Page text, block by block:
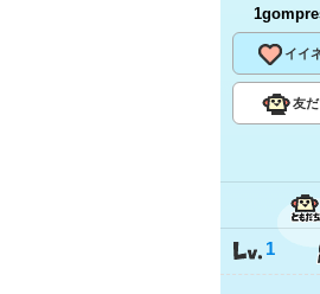
イイ
友
1